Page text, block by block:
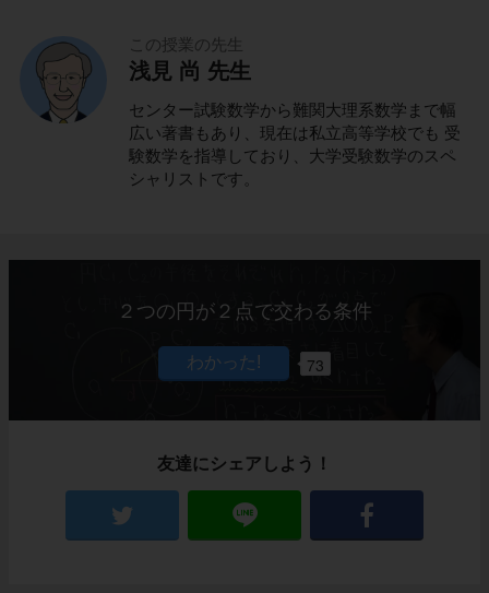
この授業の先生
浅見 尚 先生
センター試験数学から難関大理系数学まで幅
広い著書もあり、現在は私立高等学校でも 受
験数学を指導しており、大学受験数学のスペ
シャリストです。
２つの円が２点で交わる条件
73
友達にシェアしよう！